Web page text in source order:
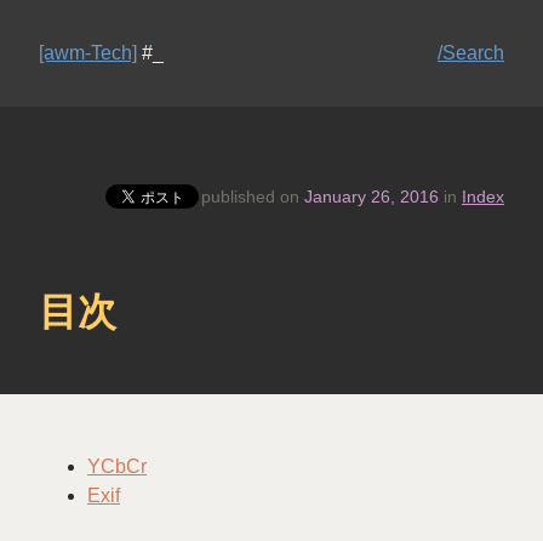
[awm-Tech] #_ /Search
published on January 26, 2016 in Index
目次
YCbCr
Exif